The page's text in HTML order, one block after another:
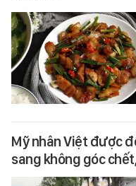
Mỹ nhân Việt được
sang không góc